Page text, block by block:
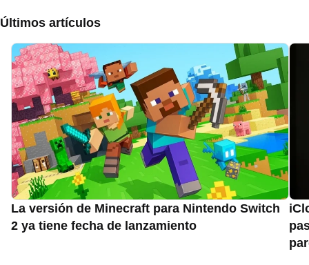
Últimos artículos
La versión de Minecraft para Nintendo Switch
2 ya tiene fecha de lanzamiento